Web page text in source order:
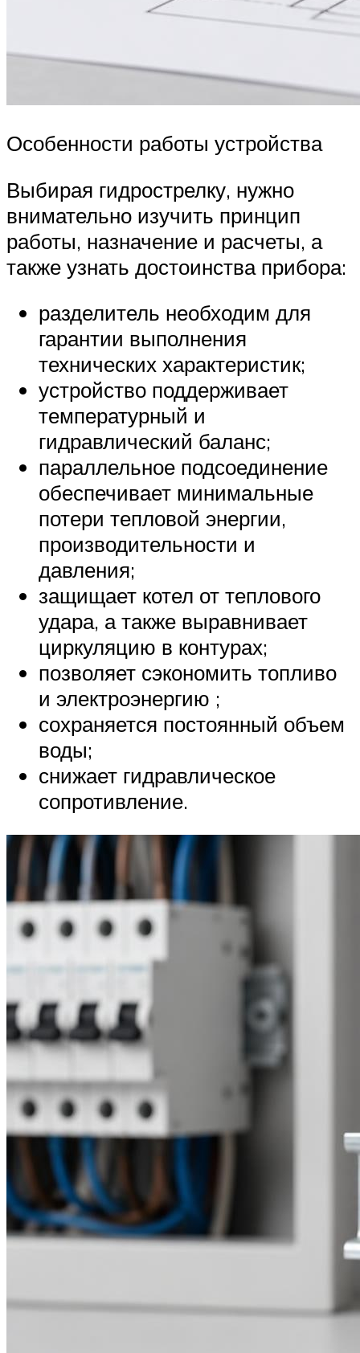
Особенности работы устройства
Выбирая гидрострелку, нужно
внимательно изучить принцип
работы, назначение и расчеты, а
также узнать достоинства прибора:
разделитель необходим для
гарантии выполнения
технических характеристик;
устройство поддерживает
температурный и
гидравлический баланс;
параллельное подсоединение
обеспечивает минимальные
потери тепловой энергии,
производительности и
давления;
защищает котел от теплового
удара, а также выравнивает
циркуляцию в контурах;
позволяет сэкономить топливо
и электроэнергию ;
сохраняется постоянный объем
воды;
снижает гидравлическое
сопротивление.